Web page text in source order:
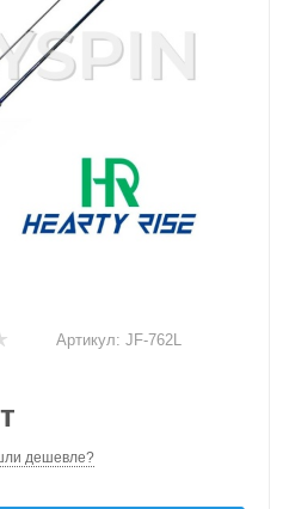
Артикул: JF-762L
дешевле?